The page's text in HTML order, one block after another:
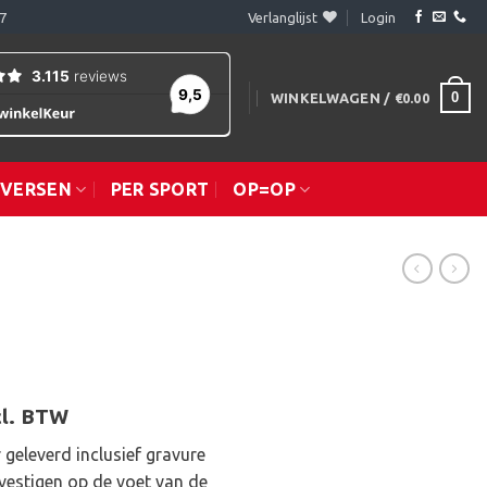
Verlanglijst Login
WINKELWAGEN / €0.00 0
PER SPORT OP=OP
BTW
inclusief gravure
op de voet van de